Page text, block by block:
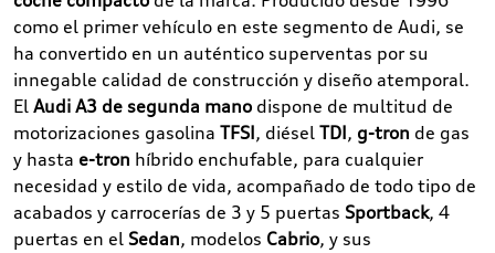
como el primer vehículo en este segmento de Audi, se
ha convertido en un auténtico superventas por su
innegable calidad de construcción y diseño atemporal.
El Audi A3 de segunda mano dispone de multitud de
motorizaciones gasolina TFSI, diésel TDI, g-tron de gas
y hasta e-tron híbrido enchufable, para cualquier
necesidad y estilo de vida, acompañado de todo tipo de
acabados y carrocerías de 3 y 5 puertas Sportback, 4
puertas en el Sedan, modelos Cabrio, y sus